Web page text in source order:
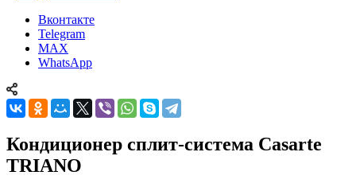
Вконтакте
Telegram
MAX
WhatsApp
Кондиционер сплит-система Casarte
TRIANO